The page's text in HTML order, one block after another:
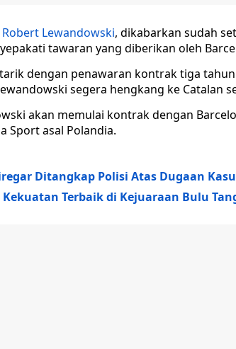
Robert Lewandowski, dikabarkan sudah
tawaran yang diberikan oleh
dengan penawaran kontrak tiga
segera hengkang ke Catalan
akan memulai kontrak dengan
Sport asal Polandia.
Ditangkap Polisi Atas Dugaan
Terbaik di Kejuaraan Bulu